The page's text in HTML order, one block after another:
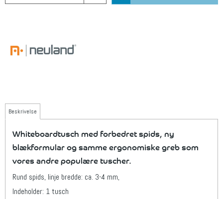
Beskrivelse
Whiteboardtusch med forbedret spids, ny
blækformular og samme ergonomiske greb som
vores andre populære tuscher.
Rund spids, linje bredde: ca. 3-4 mm,
Indeholder: 1 tusch